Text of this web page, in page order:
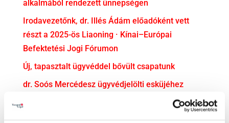
alkalmából rendezett ünnepségen
Irodavezetőnk, dr. Illés Ádám előadóként vett
részt a 2025-ös Liaoning · Kínai–Európai
Befektetési Jogi Fórumon
Új, tapasztalt ügyvéddel bővült csapatunk
dr. Soós Mercédesz ügyvédjelölti esküjéhez